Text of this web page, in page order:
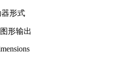
器形式
形输出